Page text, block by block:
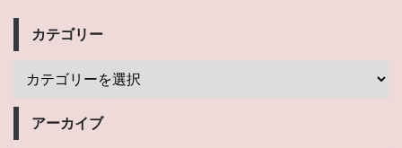
カテゴリー
アーカイブ